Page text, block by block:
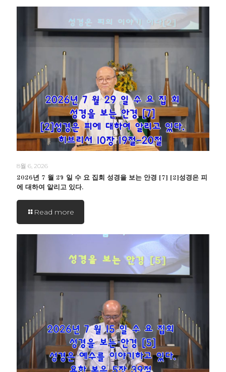
8월 6, 2026
2026년 7 월 29 일 수 요 집회 성경을 보는 안경 [7] [2]성경은 피
에 대하여 알리고 있다.
Read more